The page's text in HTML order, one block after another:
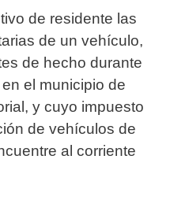
de residente las
de un vehículo,
de hecho durante
el municipio de
y cuyo impuesto
de vehículos de
al corriente